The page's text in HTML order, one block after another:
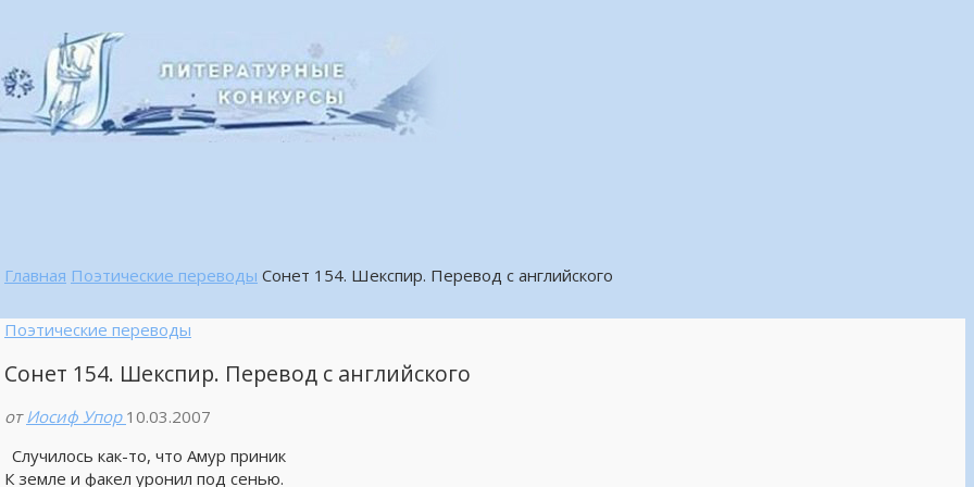
Главная Поэтические переводы Сонет 154. Шекспир. Перевод с английского
Поэтические переводы
Сонет 154. Шекспир. Перевод с английского
от Иосиф Упор 10.03.2007
Случилось как-то, что Амур приник
К земле и факел уронил под сенью.